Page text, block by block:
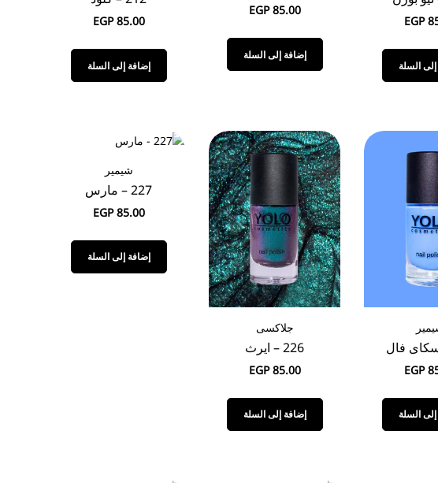
EGP
السلة
EGP85.00
إضافة إلى السلة
EGP85.00
إضافة إلى السلة
EGP
السلة
جلاكسى
226 – ايرث
EGP85.00
إضافة إلى السلة
شيمير
227 – مارس
EGP85.00
إضافة إلى السلة